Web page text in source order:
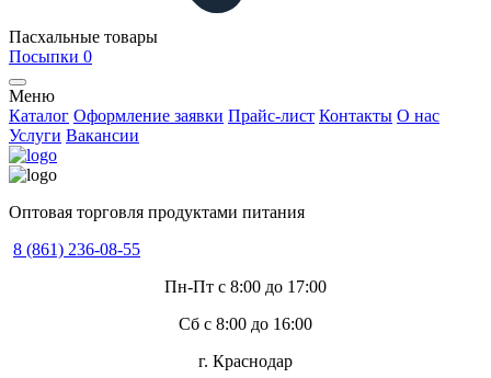
Пасхальные товары
Посыпки 0
Меню
Каталог Оформление заявки Прайс-лист Контакты О нас
Услуги Вакансии
Оптовая торговля продуктами питания
8 (861) 236-08-55
Пн-Пт с 8:00 до 17:00
Сб с 8:00 до 16:00
г. Краснодар